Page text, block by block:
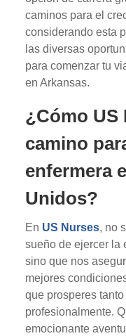
caminos para el
considerando esta
las diversas
para comenzar tu
en Arkansas.
¿Cómo US
camino
enfermera
Unidos?
En US Nurses, no
sueño de ejercer la
sino que nos
mejores
que prosperes
profesionalmente.
emocionante